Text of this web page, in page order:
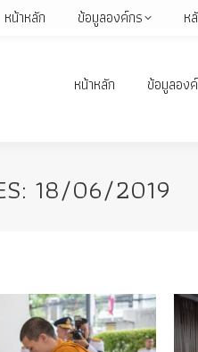
หน้าหลัก ข้อมูลอง
18/06/2019
หน้าหลัก ข้อมูลองค์กร ห